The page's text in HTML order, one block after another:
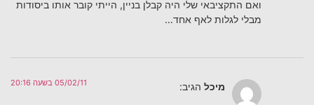
ואם התקציבאי שלי היה קבלן בניין, הייתי קובר אותו ביסודות
מבלי לגלות לאף אחד…
מיכל הגיב: 05/02/11 בשעה 20:16